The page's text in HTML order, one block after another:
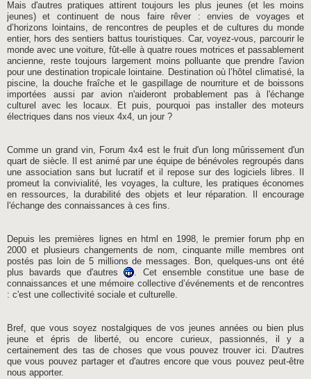
Mais d'autres pratiques attirent toujours les plus jeunes (et les moins
jeunes) et continuent de nous faire rêver : envies de voyages et
d’horizons lointains, de rencontres de peuples et de cultures du monde
entier, hors des sentiers battus touristiques. Car, voyez-vous, parcourir le
monde avec une voiture, fût-elle à quatre roues motrices et passablement
ancienne, reste toujours largement moins polluante que prendre l'avion
pour une destination tropicale lointaine. Destination où l’hôtel climatisé, la
piscine, la douche fraîche et le gaspillage de nourriture et de boissons
importées aussi par avion n'aideront probablement pas à l'échange
culturel avec les locaux. Et puis, pourquoi pas installer des moteurs
électriques dans nos vieux 4x4, un jour ?
Comme un grand vin, Forum 4x4 est le fruit d'un long mûrissement d'un
quart de siècle. Il est animé par une équipe de bénévoles regroupés dans
une association sans but lucratif et il repose sur des logiciels libres. Il
promeut la convivialité, les voyages, la culture, les pratiques économes
en ressources, la durabilité des objets et leur réparation. Il encourage
l'échange des connaissances à ces fins.
Depuis les premières lignes en html en 1998, le premier forum php en
2000 et plusieurs changements de nom, cinquante mille membres ont
postés pas loin de 5 millions de messages. Bon, quelques-uns ont été
plus bavards que d'autres
. Cet ensemble constitue une base de
connaissances et une mémoire collective d’événements et de rencontres
: c'est une collectivité sociale et culturelle.
Bref, que vous soyez nostalgiques de vos jeunes années ou bien plus
jeune et épris de liberté, ou encore curieux, passionnés, il y a
certainement des tas de choses que vous pouvez trouver ici. D'autres
que vous pouvez partager et d'autres encore que vous pouvez peut-être
nous apporter.